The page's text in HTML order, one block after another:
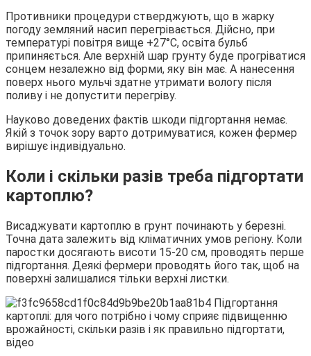
Противники процедури стверджують, що в жарку
погоду земляний насип перегрівається. Дійсно, при
температурі повітря вище +27°С, освіта бульб
припиняється. Але верхній шар грунту буде прогріватися
сонцем незалежно від форми, яку він має. А нанесення
поверх нього мульчі здатне утримати вологу після
поливу і не допустити перегріву.
Науково доведених фактів шкоди підгортання немає.
Якій з точок зору варто дотримуватися, кожен фермер
вирішує індивідуально.
Коли і скільки разів треба підгортати
картоплю?
Висаджувати картоплю в грунт починають у березні.
Точна дата залежить від кліматичних умов регіону. Коли
паростки досягають висоти 15-20 см, проводять перше
підгортання. Деякі фермери проводять його так, щоб на
поверхні залишалися тільки верхні листки.